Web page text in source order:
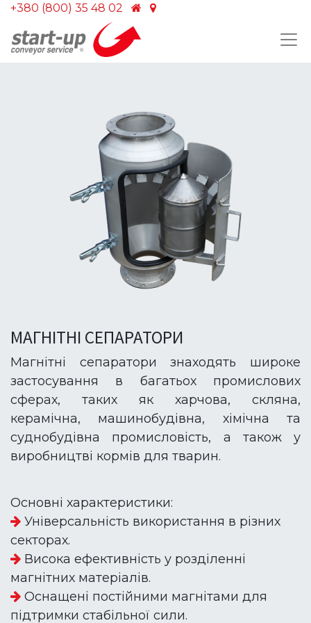
+380 (800) 35 48 02
МАГНІТНІ СЕПАРАТОРИ
Магнітні сепаратори знаходять широке
застосування в багатьох промислових
сферах, таких як харчова, скляна,
керамічна, машинобудівна, хімічна та
суднобудівна промисловість, а також у
виробництві кормів для тварин.
Основні характеристики:
Універсальність використання в різних
секторах.
Висока ефективність у розділенні
магнітних матеріалів.
Оснащені постійними магнітами для
підтримки стабільної сили.